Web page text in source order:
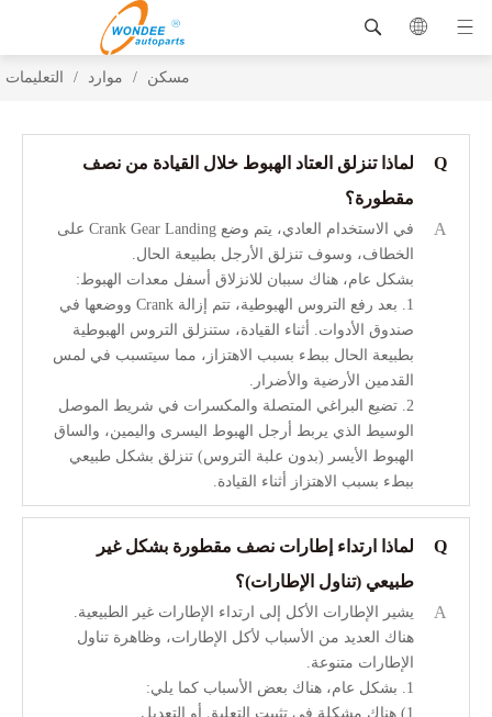
مسكن / موارد / التعليمات
Q
لماذا تنزلق العتاد الهبوط خلال القيادة من نصف
مقطورة؟
A
في الاستخدام العادي، يتم وضع Crank Gear Landing على
الخطاف، وسوف تنزلق الأرجل بطبيعة الحال.
بشكل عام، هناك سببان للانزلاق أسفل معدات الهبوط:
1. بعد رفع التروس الهبوطية، تتم إزالة Crank ووضعها في
صندوق الأدوات. أثناء القيادة، ستنزلق التروس الهبوطية
بطبيعة الحال ببطء بسبب الاهتزاز، مما سيتسبب في لمس
القدمين الأرضية والأضرار.
2. تضيع البراغي المتصلة والمكسرات في شريط الموصل
الوسيط الذي يربط أرجل الهبوط اليسرى واليمين، والساق
الهبوط الأيسر (بدون علبة التروس) تنزلق بشكل طبيعي
ببطء بسبب الاهتزاز أثناء القيادة.
Q
لماذا ارتداء إطارات نصف مقطورة بشكل غير
طبيعي (تناول الإطارات)؟
A
يشير الإطارات الأكل إلى ارتداء الإطارات غير الطبيعية.
هناك العديد من الأسباب لأكل الإطارات، وظاهرة تناول
الإطارات متنوعة.
1. بشكل عام، هناك بعض الأسباب كما يلي:
1) هناك مشكلة في تثبيت التعليق أو التعديل.